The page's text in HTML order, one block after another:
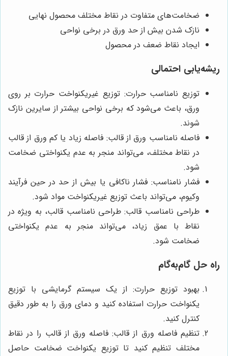
ضخامت‌های متفاوت در نقاط مختلف محصول نهایی
نازک شدن بیش از حد ورق در برخی نواحی
ایجاد نقاط ضعف در محصول
ریشه‌یابی احتمالی
توزیع نامناسب حرارت: توزیع غیریکنواخت حرارت بر روی
ورق، باعث می‌شود که برخی نواحی بیشتر از سایرین نازک
شوند.
فاصله نامناسب ورق از قالب: فاصله زیاد یا کم ورق از قالب
در نقاط مختلف، می‌تواند منجر به عدم یکنواختی ضخامت
شود.
فشار نامناسب: فشار ناکافی یا بیش از حد در حین فرآیند
وکیوم، می‌تواند باعث توزیع غیریکنواخت مواد شود.
طراحی نامناسب قالب: طراحی نامناسب قالب، به ویژه در
نقاط با عمق زیاد، می‌تواند منجر به عدم یکنواختی
ضخامت شود.
راه حل گام‌به‌گام
بهبود توزیع حرارت: از یک سیستم گرمایشی با توزیع
یکنواخت حرارت استفاده کنید و دمای ورق را به طور دقیق
کنترل کنید.
تنظیم فاصله ورق از قالب: فاصله ورق از قالب را در نقاط
مختلف تنظیم کنید تا توزیع یکنواخت ضخامت حاصل